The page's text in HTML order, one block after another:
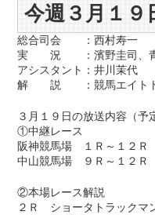
今週３月１９
総合司会 ：西村寿一
実 況 ：濱野圭司、青
アシスタント：井川茉代
解 説 ：競馬エイトト
３月１９日の放送内容（予
①中継レース
阪神競馬場 １Ｒ～１２Ｒ
中山競馬場 ９Ｒ～１２Ｒ
②本場レース解説
２Ｒ ショータトラックマ